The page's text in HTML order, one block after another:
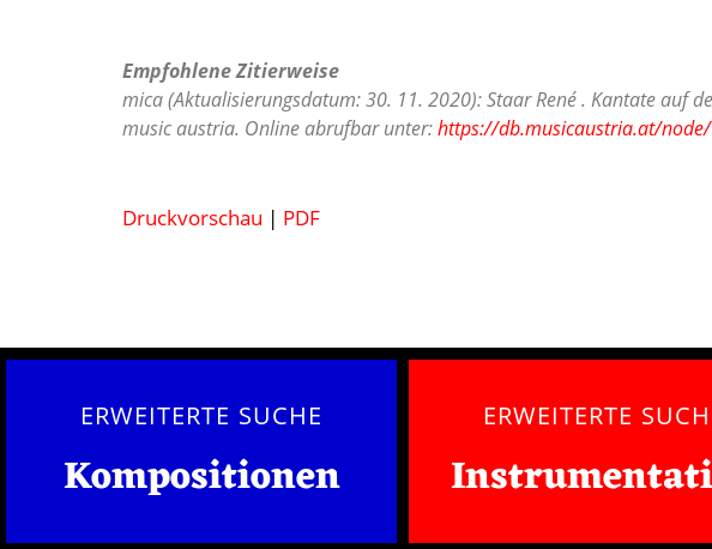
Empfohlene Zitierweise
mica (Aktualisierungsdatum: 30. 11. 2020): Staar René . Kantate auf
music austria. Online abrufbar unter:https://db.musicaustria.at/
Druckvorschau | PDF
ERWEITERTE SUCHE
Kompositionen
ERWEITERTE